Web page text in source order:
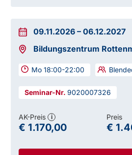
09.11.2026 –06.12.2027
Bildungszentrum
Mo 18:00-22:00
9020007326
AK-Preis i
€ 1.170,00
Preis
€